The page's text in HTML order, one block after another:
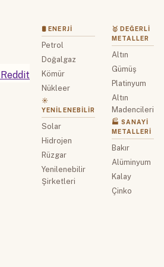
Reddit
🛢 ENERJI
Petrol
Doğalgaz
Kömür
Nükleer
☀️
YENILENEBILIR
Solar
Hidrojen
Rüzgar
Yenilenebilir
Şirketleri
🥇 DEĞERLI
METALLER
Altın
Gümüş
Platinyum
Altın
Madencileri
🏭 SANAYI
METALLERI
Bakır
Alüminyum
Kalay
Çinko